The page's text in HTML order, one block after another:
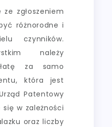
ze zgłoszeniem
różnorodne i
czynników.
należy
za samo
która jest
Patentowy
się w zależności
oraz liczby